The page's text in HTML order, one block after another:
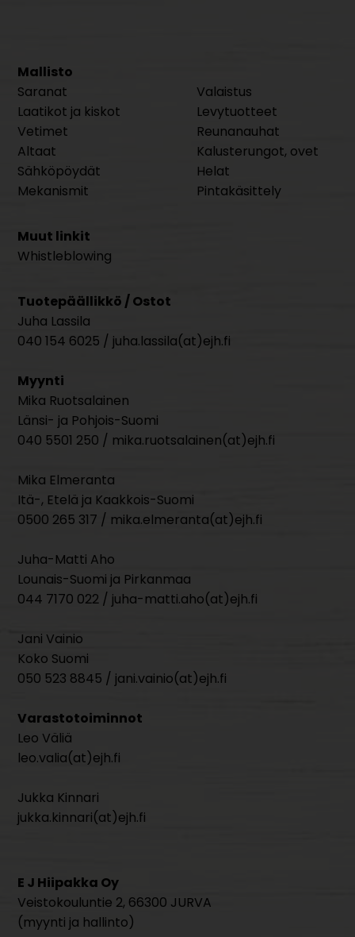
Mallisto
Saranat
Laatikot ja kiskot
Vetimet
Altaat
Sähköpöydät
Mekanismit
Valaistus
Levytuotteet
Reunanauhat
Kalusterungot, ovet
Helat
Pintakäsittely
Muut linkit
Whistleblowing
Tuotepäällikkö / Ostot
Juha Lassila
040 154 6025 / juha.lassila(at)ejh.fi
Myynti
Mika Ruotsalainen
Länsi- ja Pohjois-Suomi
040 5501 250 / mika.ruotsalainen(at)ejh.fi
Mika Elmeranta
Itä-, Etelä ja Kaakkois-Suomi
0500 265 317 / mika.elmeranta(at)ejh.fi
Juha-Matti Aho
Lounais-Suomi ja Pirkanmaa
044 7170 022 / juha-matti.aho(at)ejh.fi
Jani Vainio
Koko Suomi
050 523 8845 / jani.vainio(at)ejh.fi
Varastotoiminnot
Leo Väliä
leo.valia(at)ejh.fi
Jukka Kinnari
jukka.kinnari(at)ejh.fi
E J Hiipakka Oy
Veistokouluntie 2, 66300 JURVA
(myynti ja hallinto)